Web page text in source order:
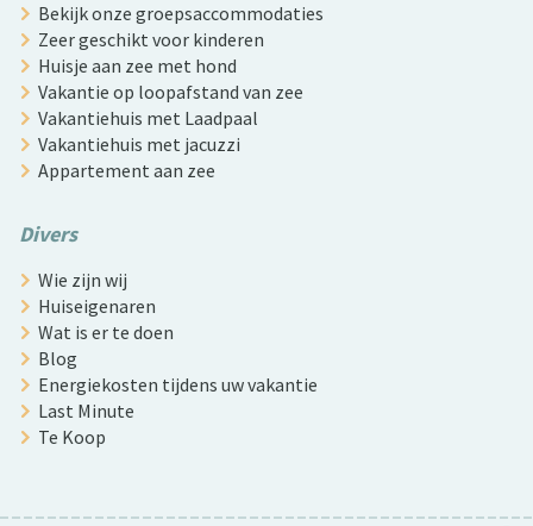
Bekijk onze groepsaccommodaties
Zeer geschikt voor kinderen
Huisje aan zee met hond
Vakantie op loopafstand van zee
Vakantiehuis met Laadpaal
Vakantiehuis met jacuzzi
Appartement aan zee
Divers
Wie zijn wij
Huiseigenaren
Wat is er te doen
Blog
Energiekosten tijdens uw vakantie
Last Minute
Te Koop